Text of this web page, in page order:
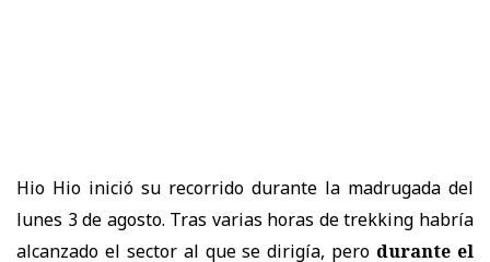
Hio Hio inició su recorrido durante la madrugada del
lunes 3 de agosto. Tras varias horas de trekking habría
alcanzado el sector al que se dirigía, pero durante el